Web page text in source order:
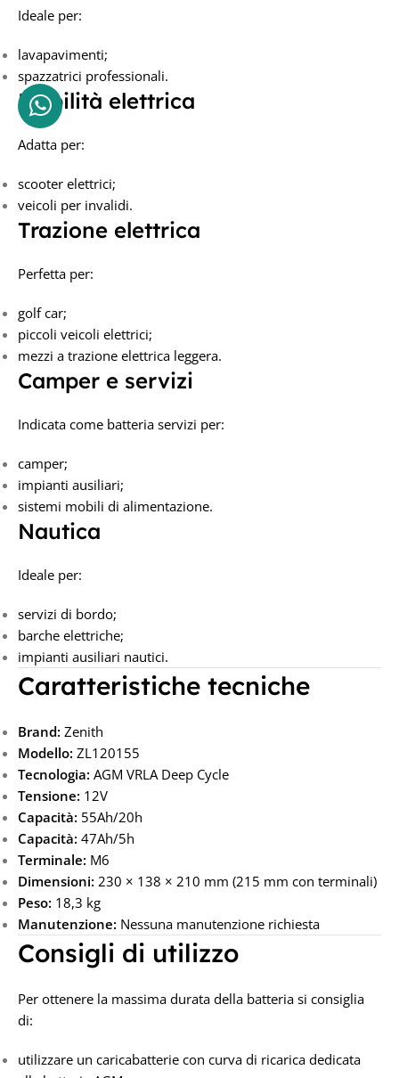
Ideale per:
lavapavimenti;
spazzatrici professionali.
Mobilità elettrica
Adatta per:
scooter elettrici;
veicoli per invalidi.
Trazione elettrica
Perfetta per:
golf car;
piccoli veicoli elettrici;
mezzi a trazione elettrica leggera.
Camper e servizi
Indicata come batteria servizi per:
camper;
impianti ausiliari;
sistemi mobili di alimentazione.
Nautica
Ideale per:
servizi di bordo;
barche elettriche;
impianti ausiliari nautici.
Caratteristiche tecniche
Brand: Zenith
Modello: ZL120155
Tecnologia: AGM VRLA Deep Cycle
Tensione: 12V
Capacità: 55Ah/20h
Capacità: 47Ah/5h
Terminale: M6
Dimensioni: 230 × 138 × 210 mm (215 mm con terminali)
Peso: 18,3 kg
Manutenzione: Nessuna manutenzione richiesta
Consigli di utilizzo
Per ottenere la massima durata della batteria si consiglia
di:
utilizzare un caricabatterie con curva di ricarica dedicata